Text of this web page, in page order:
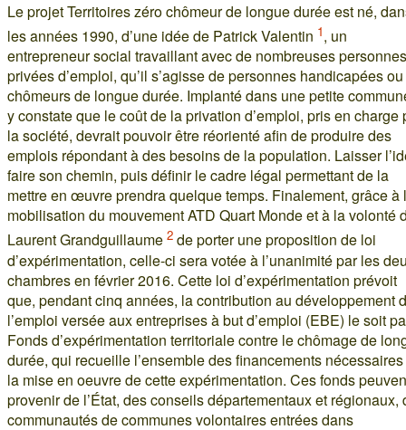
Le projet Territoires zéro chômeur de longue durée est né,
les années 1990, d’une idée de Patrick Valentin 1, un
entrepreneur social travaillant avec de nombreuses personnes
privées d’emploi, qu’il s’agisse de personnes handicapées
chômeurs de longue durée. Implanté dans une petite
y constate que le coût de la privation d’emploi, pris en charge
la société, devrait pouvoir être réorienté afin de produire des
emplois répondant à des besoins de la population. Laisser
faire son chemin, puis définir le cadre légal permettant de la
mettre en œuvre prendra quelque temps. Finalement, grâce à
mobilisation du mouvement ATD Quart Monde et à la volonté
Laurent Grandguillaume 2 de porter une proposition de loi
d’expérimentation, celle-ci sera votée à l’unanimité par les
chambres en février 2016. Cette loi d’expérimentation prévoit
que, pendant cinq années, la contribution au développement
l’emploi versée aux entreprises à but d’emploi (EBE) le soit
Fonds d’expérimentation territoriale contre le chômage de
durée, qui recueille l’ensemble des financements
la mise en oeuvre de cette expérimentation. Ces fonds
provenir de l’État, des conseils départementaux et régionaux,
communautés de communes volontaires entrées dans